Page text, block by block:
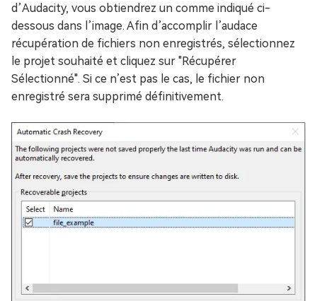
d’Audacity, vous obtiendrez un comme indiqué ci-
dessous dans l’image. Afin d’accomplir l’audace
récupération de fichiers non enregistrés, sélectionnez
le projet souhaité et cliquez sur "Récupérer
Sélectionné". Si ce n’est pas le cas, le fichier non
enregistré sera supprimé définitivement.